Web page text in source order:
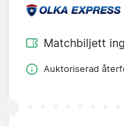
Matchbiljett
Auktoriserad